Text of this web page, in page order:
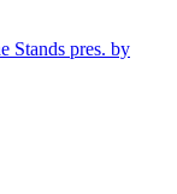
Stands pres. by